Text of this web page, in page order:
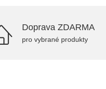
Doprava ZDARMA
pro vybrané produkty